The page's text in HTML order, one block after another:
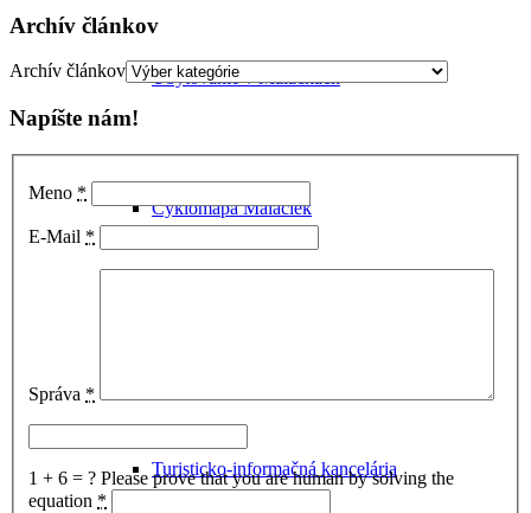
Ubytovanie v Malackách
Cyklomapa Malaciek
Turisticko-informačná kancelária
Archív článkov
Archív článkov
Napíšte nám!
Meno *
E-Mail *
Správa *
1 + 6 = ? Please prove that you are human by solving the
equation *